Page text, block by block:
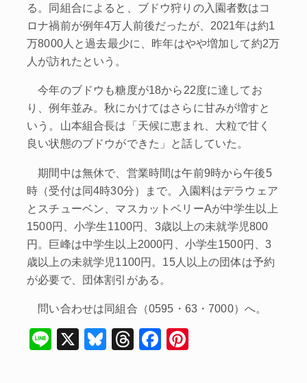
る。同組合によると、ブドウ狩りの入園者数はコ
ロナ禍前が例年4万人前後だったが、2021年は約1
万8000人と過去最少に、昨年はやや増加して約2万
人が訪れたという。
今年のブドウも糖度が18から22度に達してお
り、例年並み。秋にかけてはさらに甘みが増すと
いう。山本組合長は「天候に恵まれ、大粒で甘く
良い状態のブドウができた」と話していた。
期間中は無休で、営業時間は午前9時から午後5
時（受付は同4時30分）まで。入園料はデラウェア
とスチューベン、マスカットベリーAが中学生以上
1500円、小学生1100円、3歳以上の未就学児800
円。巨峰は中学生以上2000円、小学生1500円、3
歳以上の未就学児1100円。15人以上の団体は予約
が必要で、団体割引がある。
問い合わせは同組合（0595・63・7000）へ。
Li
X
Bl
T
F